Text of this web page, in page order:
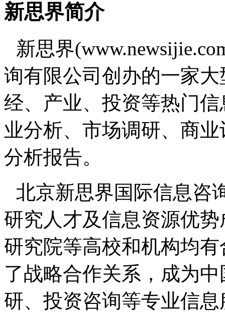
新思界简介
新思界
询有限公司创办的一家
经、产业、投资等热门
业分析、市场调研、商
分析报告。
北京新思界国际信息咨
研究人才及信息资源优
研究院等高校和机构均
了战略合作关系，成为
研、投资咨询等专业信